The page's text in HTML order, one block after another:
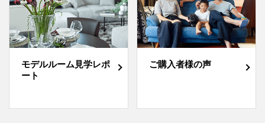
モデルルーム見学レポ
ート
ご購入者様の声